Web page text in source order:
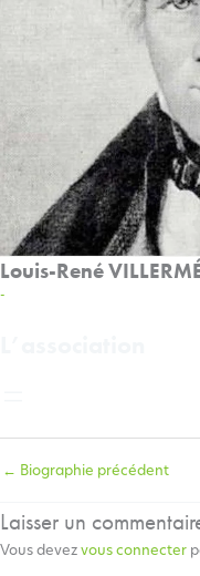
Louis-René
-
← Biographie précédent
Laisser un
Vous devez vous connecter